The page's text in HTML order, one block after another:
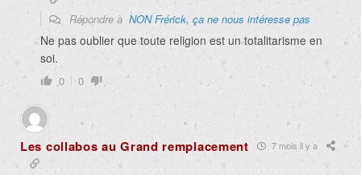
Répondre à NON Frérick, ça ne nous intéresse pas
Ne pas oublier que toute religion est un totalitarisme en
soi.
0 0
Les collabos au Grand remplacement 7 mois il y a